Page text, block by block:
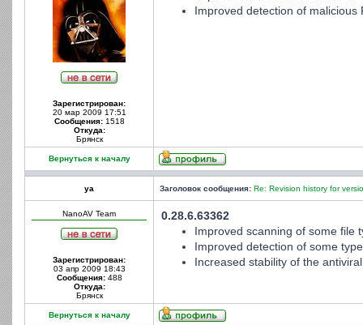
Зарегистрирован:
20 мар 2009 17:51
Сообщения:1518
Откуда:
Брянск
Improved detection of malicious
Вернуться к началу
ya Заголовок сообщения: Re: Revision history for
NanoAV Team
Зарегистрирован:
03 апр 2009 18:43
Сообщения:488
Откуда:
Брянск
0.28.6.63362
Improved scanning of some file
Improved detection of some
Increased stability of the
Вернуться к началу